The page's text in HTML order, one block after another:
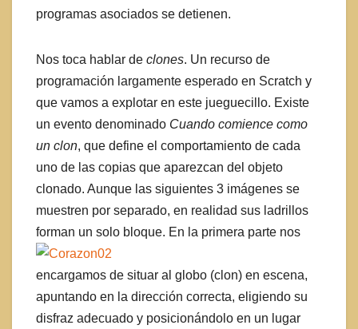
programas asociados se detienen.
Nos toca hablar de clones. Un recurso de
programación largamente esperado en Scratch y
que vamos a explotar en este jueguecillo. Existe
un evento denominado Cuando comience como
un clon, que define el comportamiento de cada
uno de las copias que aparezcan del objeto
clonado. Aunque las siguientes 3 imágenes se
muestren por separado, en realidad sus ladrillos
forman un solo bloque. En la primera parte nos
encargamos de situar al globo (clon) en escena,
apuntando en la dirección correcta, eligiendo su
disfraz adecuado y posicionándolo en un lugar